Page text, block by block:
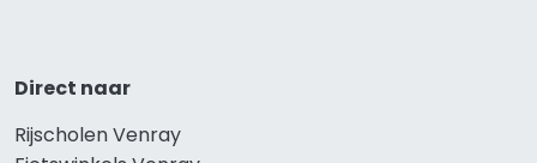
Direct naar
Rijscholen Venray